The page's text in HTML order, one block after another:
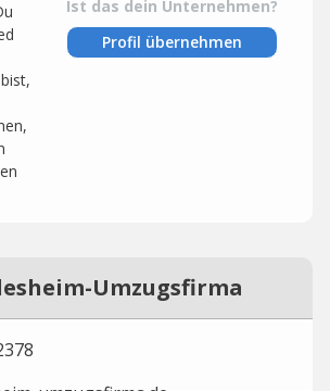
Ist das dein Unternehmen?
Profil übernehmen
Umzugsfirma